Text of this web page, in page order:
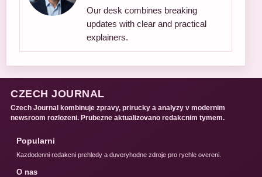
Our desk combines breaking
updates with clear and practical
explainers.
CZECH JOURNAL
Czech Journal kombinuje zpravy, prirucky a analyzy v modernim
newsroom rozlozeni. Prubezne aktualizovano redakcnim tymem.
Popularni
Kazdodenni redakcni prehledy a duveryhodne zdroje pro rychle overeni.
O nas